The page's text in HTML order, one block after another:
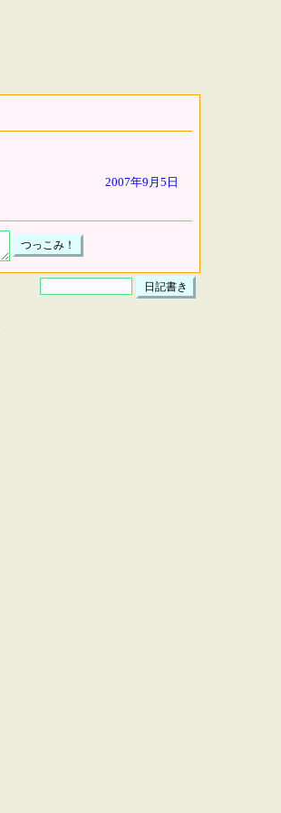
2007年9月5日